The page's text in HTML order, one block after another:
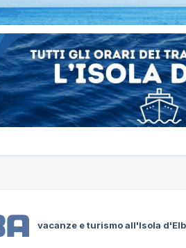
vacanze e turismo all'Isola